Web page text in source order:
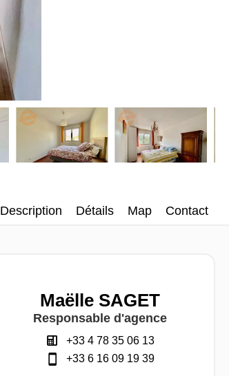
Description Détails Map Contact
Maëlle SAGET
Responsable d'agence
+33 4 78 35 06 13
+33 6 16 09 19 39